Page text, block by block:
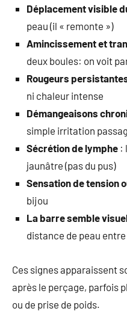
Déplacement visible
peau (il « remonte »)
Amincissement et
deux boules: on voit
Rougeurs
ni chaleur intense
Démangeaisons
simple irritation
Sécrétion de lymphe :
jaunâtre (pas du pus)
Sensation de tension
bijou
La barre semble
distance de peau
Ces signes apparaissent
après le perçage, parfois
ou de prise de poids.